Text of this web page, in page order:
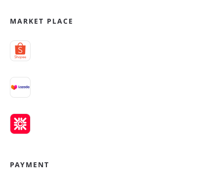
MARKET PLACE
PAYMENT